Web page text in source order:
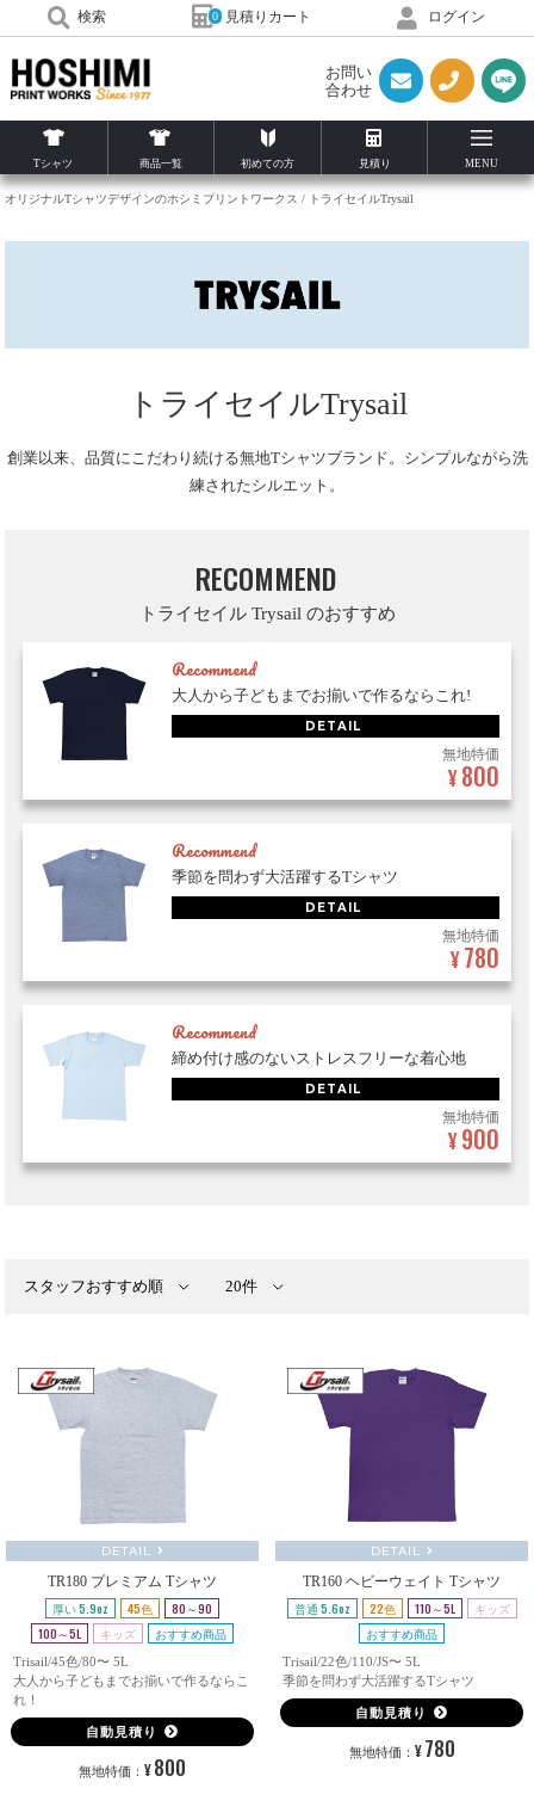
検索 0 見積りカート ログイン
お問い
合わせ
Tシャツ 商品一覧 初めての方 見積り MENU
オリジナルTシャツデザインのホシミプリントワークス トライセイルTrysail
トライセイルTrysail
創業以来、品質にこだわり続ける無地Tシャツブランド。シンプルながら洗
練されたシルエット。
RECOMMEND
トライセイル Trysail のおすすめ
Recommend
大人から子どもまでお揃いで作るならこれ!
DETAIL
無地特価
¥ 800
Recommend
季節を問わず大活躍するTシャツ
DETAIL
無地特価
¥ 780
Recommend
締め付け感のないストレスフリーな着心地
DETAIL
無地特価
¥ 900
DETAIL
TR180 プレミアム Tシャツ
厚い 5.9oz 45色
80～90
100～5L
キッズ おすすめ商品
Trisail/45色/80〜 5L
大人から子どもまでお揃いで作るならこ
れ！
自動見積り
無地特価：¥ 800
DETAIL
TR160 ヘビーウェイト Tシャツ
普通 5.6oz 22色 110～5L
キッズ
おすすめ商品
Trisail/22色/110/JS〜 5L
季節を問わず大活躍するTシャツ
自動見積り
無地特価： ¥ 780